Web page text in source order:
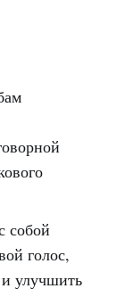
собой
голос,
улучшить